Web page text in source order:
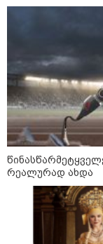
"რაკეტები
ტრამპი
რაკეტების
რეალურად ახდა